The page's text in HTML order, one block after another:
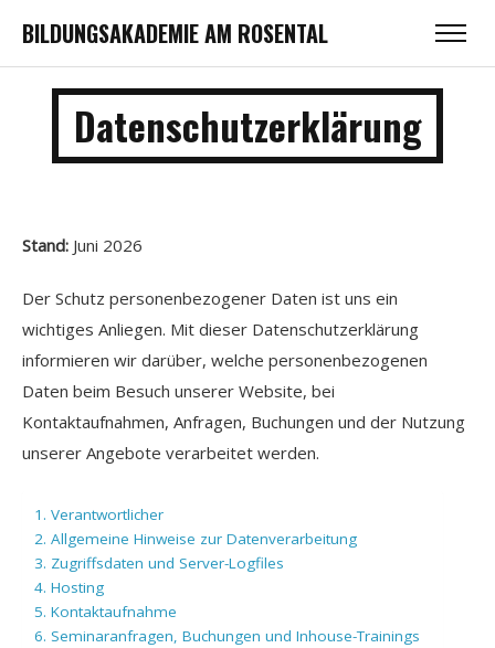
BILDUNGSAKADEMIE AM ROSENTAL
Datenschutzerklärung
Stand: Juni 2026
Der Schutz personenbezogener Daten ist uns ein
wichtiges Anliegen. Mit dieser Datenschutzerklärung
informieren wir darüber, welche personenbezogenen
Daten beim Besuch unserer Website, bei
Kontaktaufnahmen, Anfragen, Buchungen und der Nutzung
unserer Angebote verarbeitet werden.
1. Verantwortlicher
2. Allgemeine Hinweise zur Datenverarbeitung
3. Zugriffsdaten und Server-Logfiles
4. Hosting
5. Kontaktaufnahme
6. Seminaranfragen, Buchungen und Inhouse-Trainings